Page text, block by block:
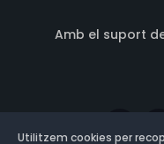
Amb el suport
Utilitzem cookies per